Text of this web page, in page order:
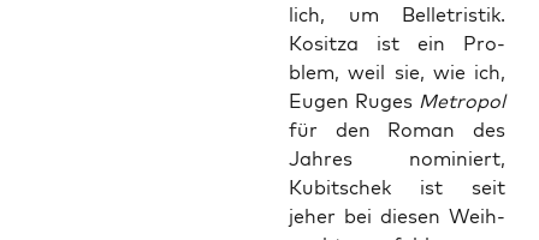
lich, um Bel­le­tris­tik.
Kositza ist ein Pro­
blem, weil sie, wie ich,
Eugen Ruges Metro­pol
für den Roman des
Jah­res nomi­niert,
Kubit­schek ist seit
jeher bei die­sen Weih­